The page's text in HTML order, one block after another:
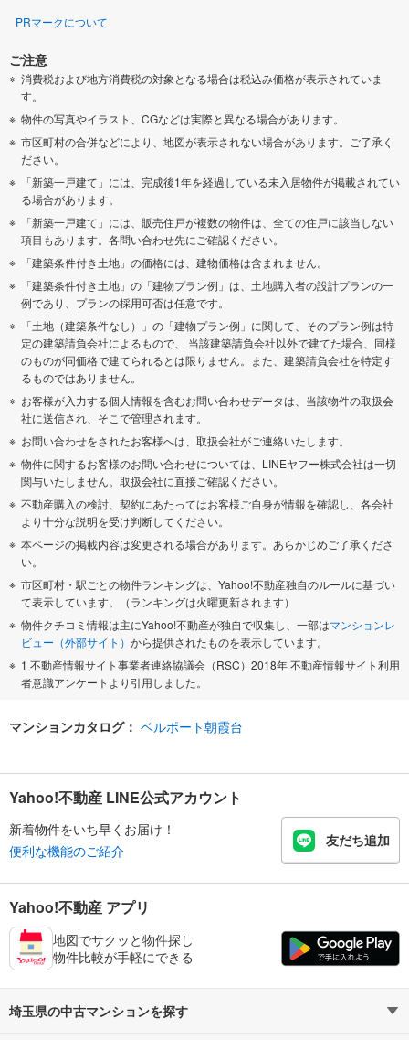
PRマークについて
ご注意
消費税および地方消費税の対象となる場合は税込み価格が表示されていま
す。
物件の写真やイラスト、CGなどは実際と異なる場合があります。
市区町村の合併などにより、地図が表示されない場合があります。ご了承く
ださい。
「新築一戸建て」には、完成後1年を経過している未入居物件が掲載されてい
る場合があります。
「新築一戸建て」には、販売住戸が複数の物件は、全ての住戸に該当しない
項目もあります。各問い合わせ先にご確認ください。
「建築条件付き土地」の価格には、建物価格は含まれません。
「建築条件付き土地」の「建物プラン例」は、土地購入者の設計プランの一
例であり、プランの採用可否は任意です。
「土地（建築条件なし）」の「建物プラン例」に関して、そのプラン例は特
定の建築請負会社によるもので、 当該建築請負会社以外で建てた場合、同様
のものが同価格で建てられるとは限りません。また、建築請負会社を特定す
るものではありません。
お客様が入力する個人情報を含むお問い合わせデータは、当該物件の取扱会
社に送信され、そこで管理されます。
お問い合わせをされたお客様へは、取扱会社がご連絡いたします。
物件に関するお客様のお問い合わせについては、LINEヤフー株式会社は一切
関与いたしません。取扱会社に直接ご確認ください。
不動産購入の検討、契約にあたってはお客様ご自身が情報を確認し、各会社
より十分な説明を受け判断してください。
本ページの掲載内容は変更される場合があります。あらかじめご了承くださ
い。
市区町村・駅ごとの物件ランキングは、Yahoo!不動産独自のルールに基づい
て表示しています。（ランキングは火曜更新されます）
物件クチコミ情報は主にYahoo!不動産が独自で収集し、一部はマンションレ
ビュー（外部サイト） から提供されたものを表示しています。
1 不動産情報サイト事業者連絡協議会（RSC）2018年 不動産情報サイト利用
者意識アンケートより引用しました。
マンションカタログ： ベルポート朝霞台
Yahoo!不動産 LINE公式アカウント
新着物件をいち早くお届け！
便利な機能のご紹介
友だち追加
Yahoo!不動産 アプリ
地図でサクッと物件探し
物件比較が手軽にできる
埼玉県の中古マンションを探す